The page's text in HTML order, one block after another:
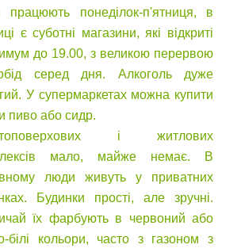
працюють понеділок-п'ятниця, в
є суботні магазини, які відкриті
до 19.00, з великою перервою
серед дня. Алкоголь дуже
У супермаркетах можна купити
пиво або сидр.
і житлових
мало, майже немає. В
люди живуть у приватних
Будинки прості, але зручні.
їх фарбують в червоний або
білі кольори, часто з газоном з